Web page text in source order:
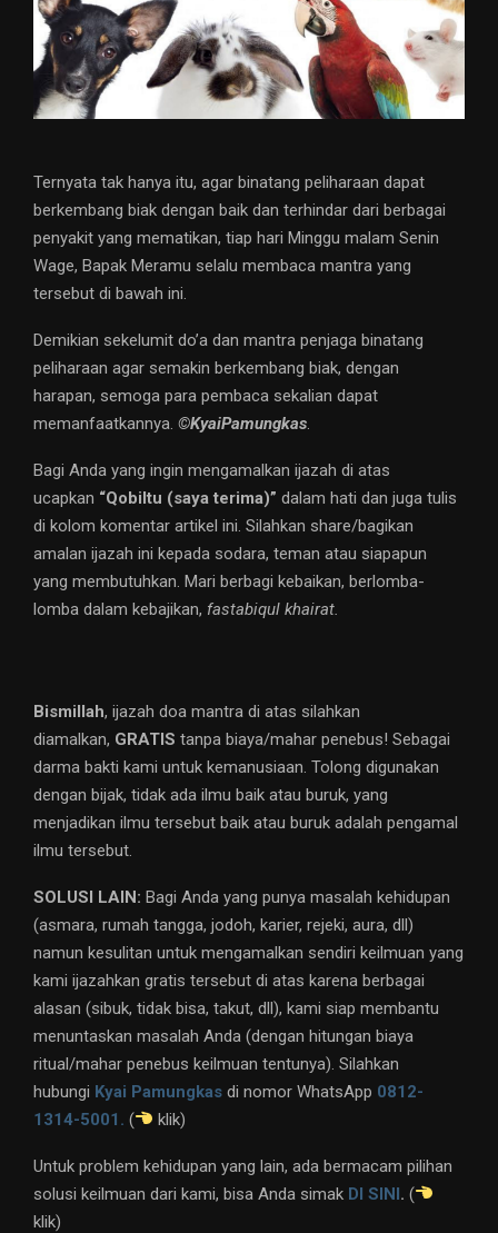
Ternyata tak hanya itu, agar binatang peliharaan dapat
berkembang biak dengan baik dan terhindar dari berbagai
penyakit yang mematikan, tiap hari Minggu malam Senin
Wage, Bapak Meramu selalu membaca mantra yang
tersebut di bawah ini.
Demikian sekelumit do’a dan mantra penjaga binatang
peliharaan agar semakin berkembang biak, dengan
harapan, semoga para pembaca sekalian dapat
memanfaatkannya. ©️KyaiPamungkas.
Bagi Anda yang ingin mengamalkan ijazah di atas
ucapkan “Qobiltu (saya terima)” dalam hati dan juga tulis
di kolom komentar artikel ini. Silahkan share/bagikan
amalan ijazah ini kepada sodara, teman atau siapapun
yang membutuhkan. Mari berbagi kebaikan, berlomba-
lomba dalam kebajikan, fastabiqul khairat.
Bismillah, ijazah doa mantra di atas silahkan
diamalkan, GRATIS tanpa biaya/mahar penebus! Sebagai
darma bakti kami untuk kemanusiaan. Tolong digunakan
dengan bijak, tidak ada ilmu baik atau buruk, yang
menjadikan ilmu tersebut baik atau buruk adalah pengamal
ilmu tersebut.
SOLUSI LAIN: Bagi Anda yang punya masalah kehidupan
(asmara, rumah tangga, jodoh, karier, rejeki, aura, dll)
namun kesulitan untuk mengamalkan sendiri keilmuan yang
kami ijazahkan gratis tersebut di atas karena berbagai
alasan (sibuk, tidak bisa, takut, dll), kami siap membantu
menuntaskan masalah Anda (dengan hitungan biaya
ritual/mahar penebus keilmuan tentunya). Silahkan
hubungi Kyai Pamungkas di nomor WhatsApp 0812-
1314-5001. ( klik)
Untuk problem kehidupan yang lain, ada bermacam pilihan
solusi keilmuan dari kami, bisa Anda simak DI SINI. (
klik)